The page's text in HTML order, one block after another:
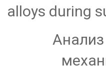
alloys during